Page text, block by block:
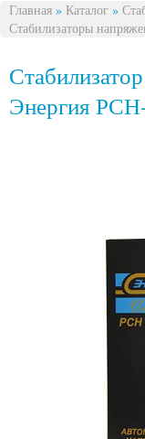
Вы здесь
Главная » Каталог »
Стабилизаторы
Энергия